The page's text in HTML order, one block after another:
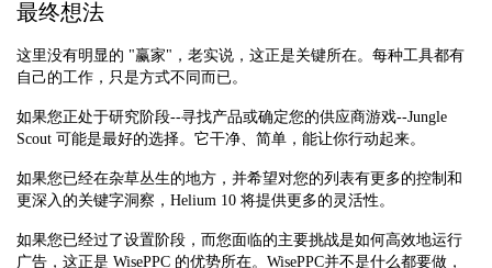
最终想法
这里没有明显的 "赢家"，老实说，这正是关键所在。每种工具都有
自己的工作，只是方式不同而已。
如果您正处于研究阶段--寻找产品或确定您的供应商游戏--Jungle
Scout 可能是最好的选择。它干净、简单，能让你行动起来。
如果您已经在杂草丛生的地方，并希望对您的列表有更多的控制和
更深入的关键字洞察，Helium 10 将提供更多的灵活性。
如果您已经过了设置阶段，而您面临的主要挑战是如何高效地运行
广告，这正是 WisePPC 的优势所在。WisePPC并不是什么都要做，